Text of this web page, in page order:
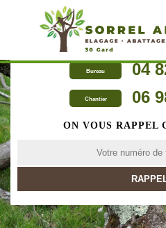
Bureau 04
Chantier 06
ON VOUS RAPPEL